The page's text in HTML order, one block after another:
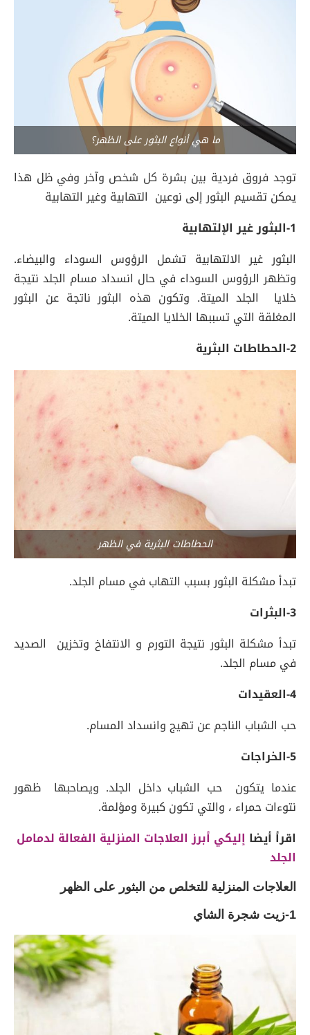
ما هي أنواع البثور على الظهر؟
توجد فروق فردية بين بشرة كل شخص وآخر وفي ظل هذا
يمكن تقسيم البثور إلى نوعين التهابية وغير التهابية
1-البثور غير الإلتهابية
البثور غير الالتهابية تشمل الرؤوس السوداء والبيضاء.
وتظهر الرؤوس السوداء في حال انسداد مسام الجلد نتيجة
خلايا الجلد الميتة. وتكون هذه البثور ناتجة عن البثور
المغلقة التي تسببها الخلايا الميتة.
2-الحطاطات البثرية
الحطاطات البثرية في الظهر
تبدأ مشكلة البثور بسبب التهاب في مسام الجلد.
3-البثرات
تبدأ مشكلة البثور نتيجة التورم و الانتفاخ وتخزين الصديد
في مسام الجلد.
4-العقيدات
حب الشباب الناجم عن تهيج وانسداد المسام.
5-الخراجات
عندما يتكون حب الشباب داخل الجلد. ويصاحبها ظهور
نتوءات حمراء ، والتي تكون كبيرة ومؤلمة.
اقرأ أيضا إليكي أبرز العلاجات المنزلية الفعالة لدمامل
الجلد
العلاجات المنزلية للتخلص من البثور على الظهر
1-زيت شجرة الشاي